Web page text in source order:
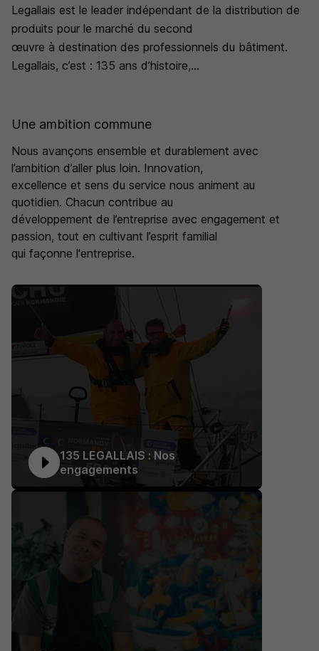
Legallais est le leader indépendant de la distribution de
produits pour le marché du second
œuvre à destination des professionnels du bâtiment.
Legallais, c’est : 135 ans d’histoire,
par an.
Une ambition commune
Nous avançons ensemble et durablement avec
l’ambition d’aller plus loin. Innovation,
excellence et sens du service nous animent au
quotidien. Chacun contribue au
développement de l’entreprise avec engagement et
passion, tout en cultivant l’esprit familial
qui façonne l'entreprise.
135 LEGALLAIS : Nos
engagements